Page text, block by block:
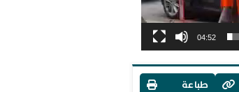
04:52
طباعة